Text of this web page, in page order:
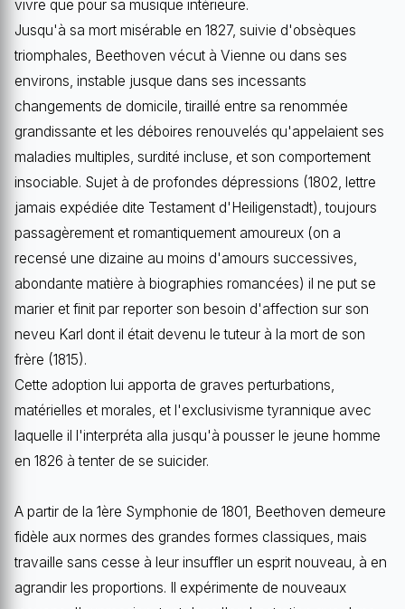
vivre que pour sa musique intérieure.
Jusqu'à sa mort misérable en 1827, suivie d'obsèques
triomphales, Beethoven vécut à Vienne ou dans ses
environs, instable jusque dans ses incessants
changements de domicile, tiraillé entre sa renommée
grandissante et les déboires renouvelés qu'appelaient ses
maladies multiples, surdité incluse, et son comportement
insociable. Sujet à de profondes dépressions (1802, lettre
jamais expédiée dite Testament d'Heiligenstadt), toujours
passagèrement et romantiquement amoureux (on a
recensé une dizaine au moins d'amours successives,
abondante matière à biographies romancées) il ne put se
marier et finit par reporter son besoin d'affection sur son
neveu Karl dont il était devenu le tuteur à la mort de son
frère (1815).
Cette adoption lui apporta de graves perturbations,
matérielles et morales, et l'exclusivisme tyrannique avec
laquelle il l'interpréta alla jusqu'à pousser le jeune homme
en 1826 à tenter de se suicider.
A partir de la 1ère Symphonie de 1801, Beethoven demeure
fidèle aux normes des grandes formes classiques, mais
travaille sans cesse à leur insuffler un esprit nouveau, à en
agrandir les proportions. Il expérimente de nouveaux